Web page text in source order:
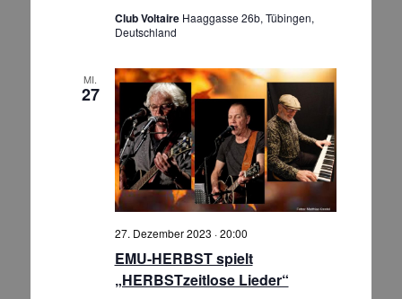
Club Voltaire Haaggasse 26b, Tübingen,
Deutschland
MI.
27
EMU-HERBST spielt
„HERBSTzeitlose Lieder“
27. Dezember 2023 · 20:00